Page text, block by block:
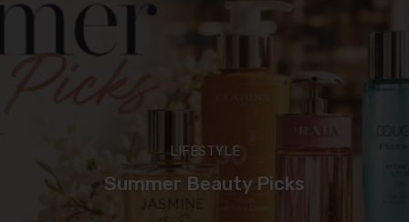
LIFESTYLE
Summer Beauty Picks